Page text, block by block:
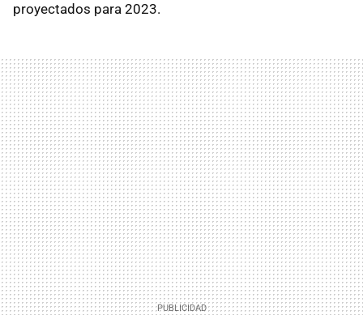
proyectados para 2023.